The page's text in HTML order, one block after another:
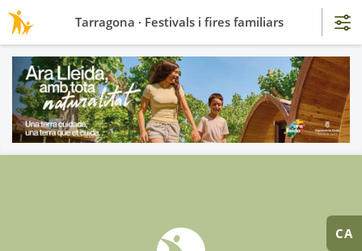
CA
Tarragona · Festivals i fires familiars